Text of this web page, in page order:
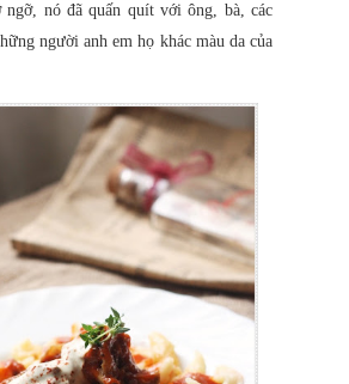
ngỡ, nó đã quấn quít với ông, bà, các
người anh em họ khác màu da của